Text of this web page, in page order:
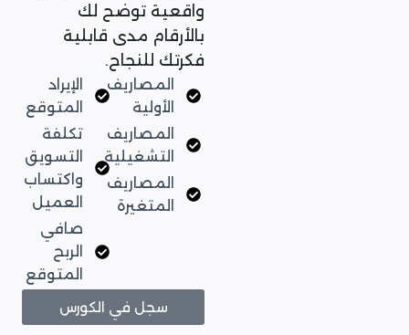
واقعية توضح لك
بالأرقام مدى قابلية
فكرتك للنجاح.
المصاريف
الأولية
المصاريف
التشغيلية
المصاريف
المتغيرة
الإيراد
المتوقع
تكلفة
التسويق
واكتساب
العميل
صافي
الربح
المتوقع
سجل في الكورس